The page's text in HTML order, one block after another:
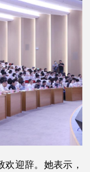
迎辞。她表示，